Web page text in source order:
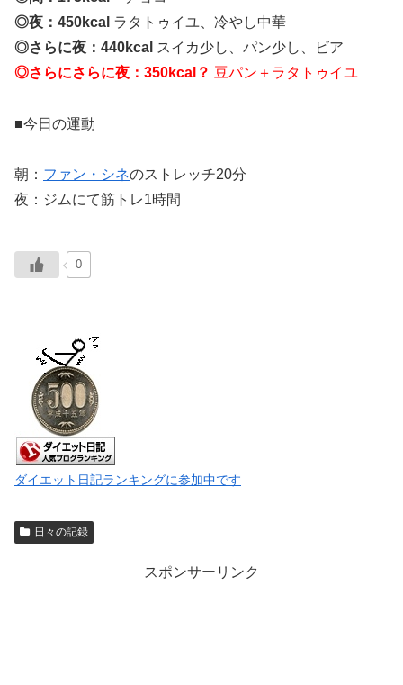
◎夜：450kcal ラタトゥイユ、冷やし中華
◎さらに夜：440kcal スイカ少し、パン少し、ビア
◎さらにさらに夜：350kcal？ 豆パン＋ラタトゥイユ
■今日の運動
朝： ファン・シネのストレッチ20分
夜：ジムにて筋トレ1時間
0
ダイエット日記ランキングに参加中です
日々の記録
スポンサーリンク